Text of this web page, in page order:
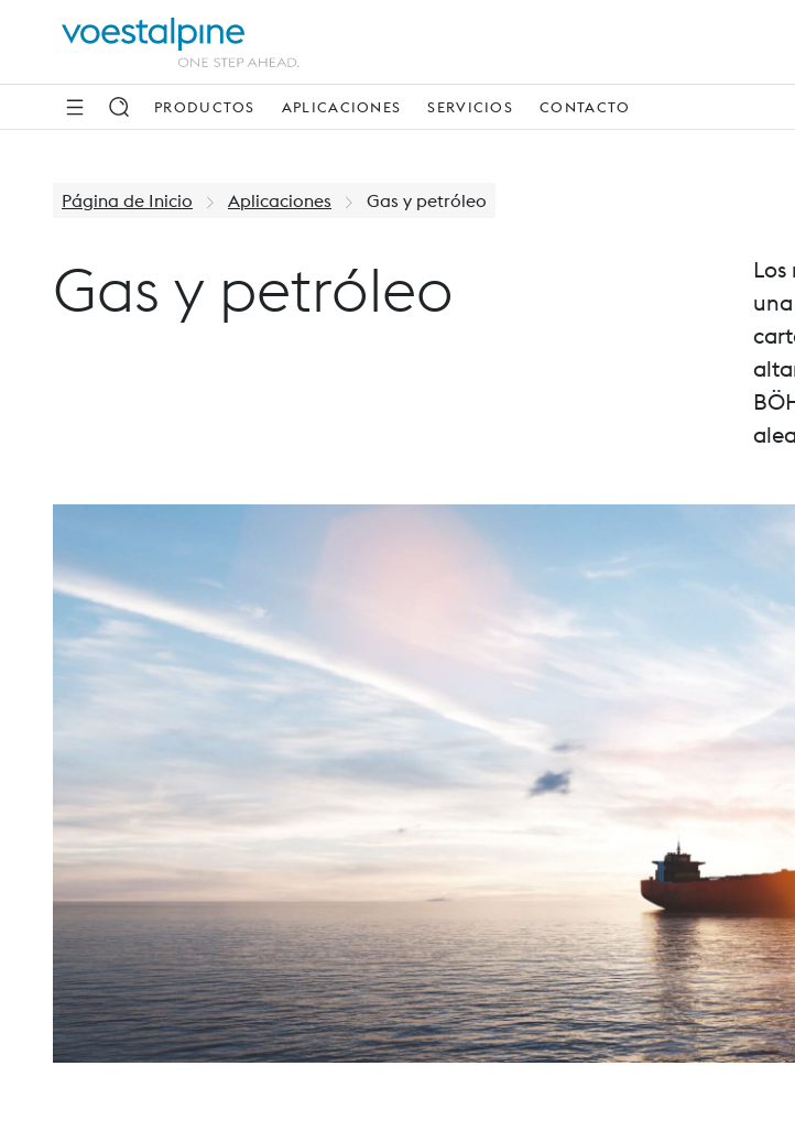
PRODUCTOS APLICACIONES SERVICIOS CONTACTO
Página de Inicio Aplicaciones Gas y petróleo
Gas y petróleo